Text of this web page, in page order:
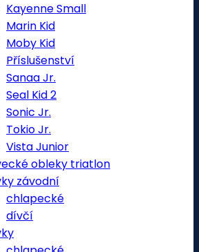
Kayenne Small
Marin Kid
Moby Kid
Příslušenství
Sanaa Jr.
Seal Kid 2
Sonic Jr.
Tokio Jr.
Vista Junior
obleky triatlon
závodní
chlapecké
dívčí